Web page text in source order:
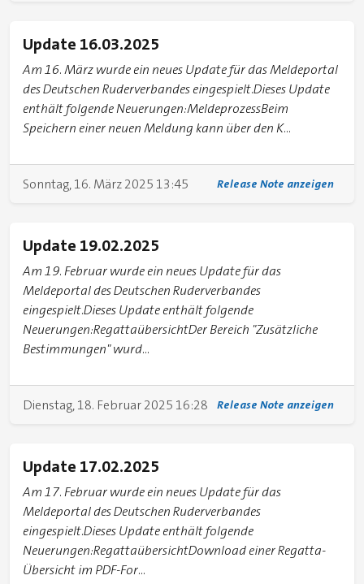
Update 16.03.2025
Am 16. März wurde ein neues Update für das Meldeportal
des Deutschen Ruderverbandes eingespielt.Dieses Update
enthält folgende Neuerungen:MeldeprozessBeim
Speichern einer neuen Meldung kann über den K...
Sonntag, 16. März 2025 13:45 Release Note anzeigen
Update 19.02.2025
Am 19. Februar wurde ein neues Update für das
Meldeportal des Deutschen Ruderverbandes
eingespielt.Dieses Update enthält folgende
Neuerungen:RegattaübersichtDer Bereich "Zusätzliche
Bestimmungen" wurd...
Dienstag, 18. Februar 2025 16:28 Release Note anzeigen
Update 17.02.2025
Am 17. Februar wurde ein neues Update für das
Meldeportal des Deutschen Ruderverbandes
eingespielt.Dieses Update enthält folgende
Neuerungen:RegattaübersichtDownload einer Regatta-
Übersicht im PDF-For...